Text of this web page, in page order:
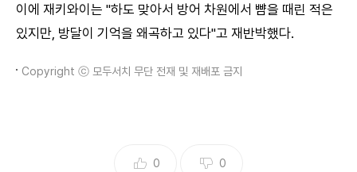
이에 재키와이는 "하도 맞아서 방어 차원에서 뺨을 때린 적은
있지만, 방달이 기억을 왜곡하고 있다"고 재반박했다.
Copyright ⓒ 모두서치 무단 전재 및 재배포 금지
0 0